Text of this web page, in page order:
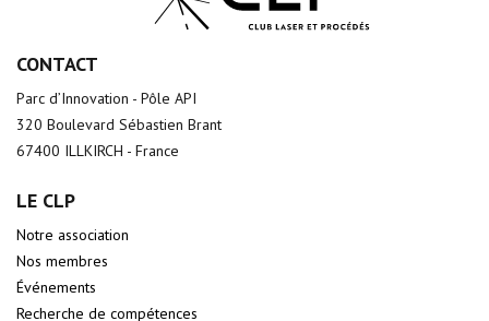
CONTACT
Parc d’Innovation - Pôle API
320 Boulevard Sébastien Brant
67400 ILLKIRCH - France
LE CLP
Notre association
Nos membres
Événements
Recherche de compétences